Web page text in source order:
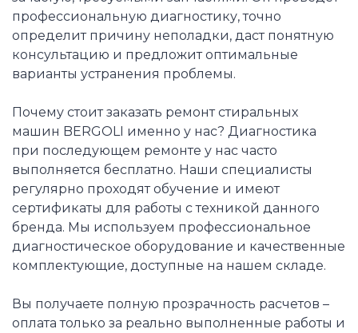
профессиональную диагностику, точно
определит причину неполадки, даст понятную
консультацию и предложит оптимальные
варианты устранения проблемы.
Почему стоит заказать ремонт стиральных
машин BERGOLI именно у нас? Диагностика
при последующем ремонте у нас часто
выполняется бесплатно. Наши специалисты
регулярно проходят обучение и имеют
сертификаты для работы с техникой данного
бренда. Мы используем профессиональное
диагностическое оборудование и качественные
комплектующие, доступные на нашем складе.
Вы получаете полную прозрачность расчетов –
оплата только за реально выполненные работы и